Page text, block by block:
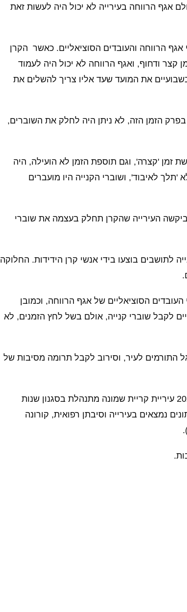
אגף הרווחה בעירייה לא יכול היה לעשות זאת
הרווחה והעובדים הסוציאליים. כאשר הקרן
ודחוף, ואגף הרווחה לא יכול היה לעמוד
את המועד שעד אליו צריך להשלים את
הזמן הזה, לא ניתן היה לחלק את השוברים,
זמן 'קצרה', וגם תוספת הזמן לא הועילה, היה
לאיבוד', ושוברי הקנייה היו מועברים
ביקשה העירייה שהקרן תחלק בעצמה את שוברי
לתושבים בוצעו בידי אנשי קרן הידידות. החלוקה
הסוציאליים של אגף הרווחה, וכמובן
לקבל שוברי קנייה, אולם בשל לחץ הזמנים, לא
התורמים לעיר, וסירוב לקבל תרומה מסיבות של
עדיין השאלות המרכזיות נותרו והן, כיצד בשנת 2021 עיריית קריית שמונה מתנהלת בסגנון שנות
נמצאים בעירייה וסיבתן רפואית, קורונה